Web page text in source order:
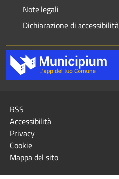
Note legali
Dichiarazione di accessibilità
RSS
Accessibilità
Privacy
Cookie
Mappa del sito